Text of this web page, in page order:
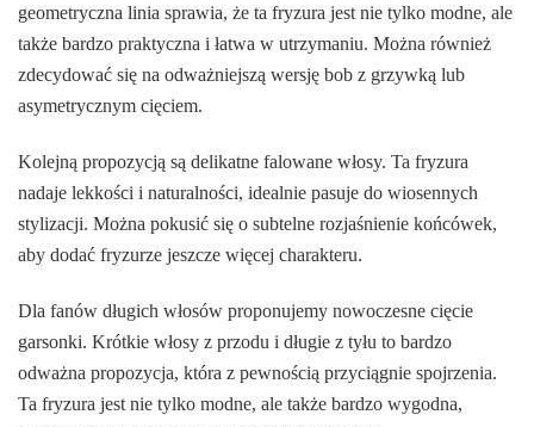
geometryczna linia sprawia, że ta fryzura jest nie tylko modne, ale
także bardzo praktyczna i łatwa w utrzymaniu. Można również
zdecydować się na odważniejszą wersję bob z grzywką lub
asymetrycznym cięciem.
Kolejną propozycją są delikatne falowane włosy. Ta fryzura
nadaje lekkości i naturalności, idealnie pasuje do wiosennych
stylizacji. Można pokusić się o subtelne rozjaśnienie końcówek,
aby dodać fryzurze jeszcze więcej charakteru.
Dla fanów długich włosów proponujemy nowoczesne cięcie
garsonki. Krótkie włosy z przodu i długie z tyłu to bardzo
odważna propozycja, która z pewnością przyciągnie spojrzenia.
Ta fryzura jest nie tylko modne, ale także bardzo wygodna,